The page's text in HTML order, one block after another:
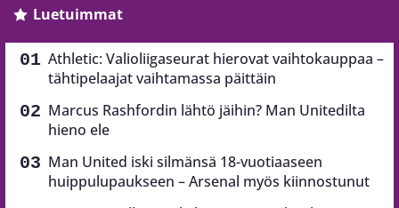
Luetuimmat
Athletic: Valioliigaseurat hierovat vaihtokauppaa –
tähtipelaajat vaihtamassa päittäin
Marcus Rashfordin lähtö jäihin? Man Unitedilta
hieno ele
Man United iski silmänsä 18-vuotiaaseen
huippulupaukseen – Arsenal myös kiinnostunut